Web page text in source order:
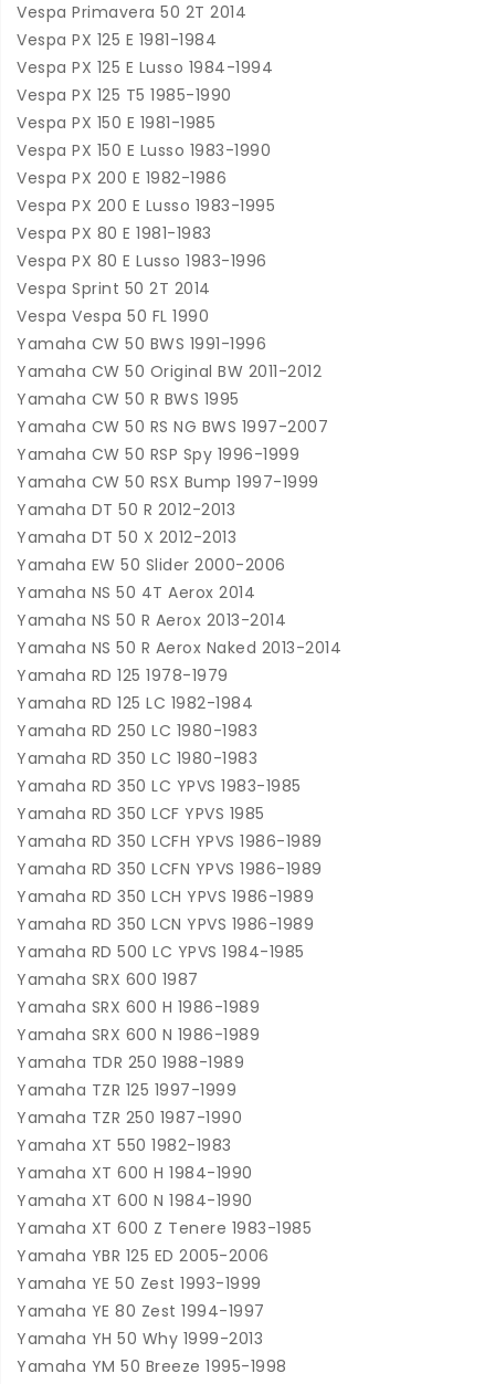
Vespa Primavera 50 2T 2014
Vespa PX 125 E 1981-1984
Vespa PX 125 E Lusso 1984-1994
Vespa PX 125 T5 1985-1990
Vespa PX 150 E 1981-1985
Vespa PX 150 E Lusso 1983-1990
Vespa PX 200 E 1982-1986
Vespa PX 200 E Lusso 1983-1995
Vespa PX 80 E 1981-1983
Vespa PX 80 E Lusso 1983-1996
Vespa Sprint 50 2T 2014
Vespa Vespa 50 FL 1990
Yamaha CW 50 BWS 1991-1996
Yamaha CW 50 Original BW 2011-2012
Yamaha CW 50 R BWS 1995
Yamaha CW 50 RS NG BWS 1997-2007
Yamaha CW 50 RSP Spy 1996-1999
Yamaha CW 50 RSX Bump 1997-1999
Yamaha DT 50 R 2012-2013
Yamaha DT 50 X 2012-2013
Yamaha EW 50 Slider 2000-2006
Yamaha NS 50 4T Aerox 2014
Yamaha NS 50 R Aerox 2013-2014
Yamaha NS 50 R Aerox Naked 2013-2014
Yamaha RD 125 1978-1979
Yamaha RD 125 LC 1982-1984
Yamaha RD 250 LC 1980-1983
Yamaha RD 350 LC 1980-1983
Yamaha RD 350 LC YPVS 1983-1985
Yamaha RD 350 LCF YPVS 1985
Yamaha RD 350 LCFH YPVS 1986-1989
Yamaha RD 350 LCFN YPVS 1986-1989
Yamaha RD 350 LCH YPVS 1986-1989
Yamaha RD 350 LCN YPVS 1986-1989
Yamaha RD 500 LC YPVS 1984-1985
Yamaha SRX 600 1987
Yamaha SRX 600 H 1986-1989
Yamaha SRX 600 N 1986-1989
Yamaha TDR 250 1988-1989
Yamaha TZR 125 1997-1999
Yamaha TZR 250 1987-1990
Yamaha XT 550 1982-1983
Yamaha XT 600 H 1984-1990
Yamaha XT 600 N 1984-1990
Yamaha XT 600 Z Tenere 1983-1985
Yamaha YBR 125 ED 2005-2006
Yamaha YE 50 Zest 1993-1999
Yamaha YE 80 Zest 1994-1997
Yamaha YH 50 Why 1999-2013
Yamaha YM 50 Breeze 1995-1998